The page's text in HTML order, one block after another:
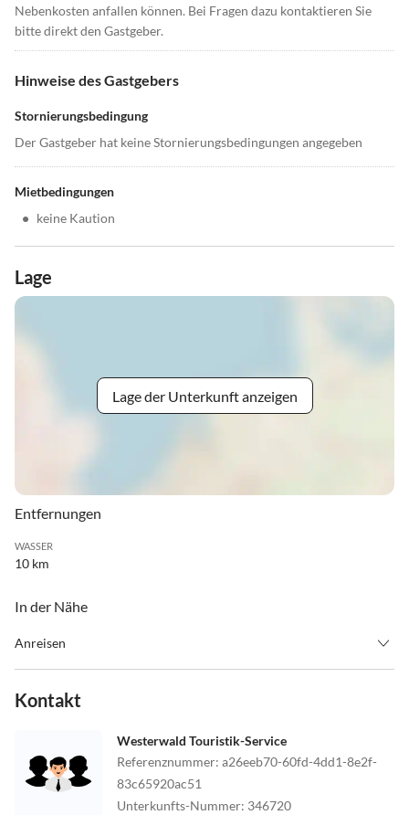
Nebenkosten anfallen können. Bei Fragen dazu kontaktieren Sie
bitte direkt den Gastgeber.
Hinweise des Gastgebers
Stornierungsbedingung
Der Gastgeber hat keine Stornierungsbedingungen angegeben
Mietbedingungen
• keine Kaution
Lage
Lage der Unterkunft anzeigen
Entfernungen
WASSER
10 km
In der Nähe
Anreisen
Aus Richtung Norden kommend von der A565
Check in ab 15:00 Uhr bzw. nach Vereinbarung
Kontakt
Westerwald Touristik-Service
Referenznummer: a26eeb70-60fd-4dd1-8e2f-
83c65920ac51
Unterkunfts-Nummer: 346720